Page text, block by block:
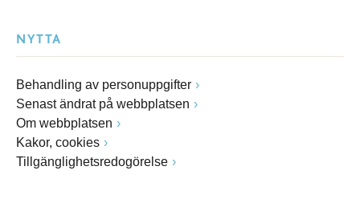
NYTTA
Behandling av personuppgifter
Senast ändrat på webbplatsen
Om webbplatsen
Kakor, cookies
Tillgänglighetsredogörelse